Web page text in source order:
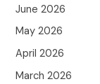
June 2026
May 2026
April 2026
March 2026